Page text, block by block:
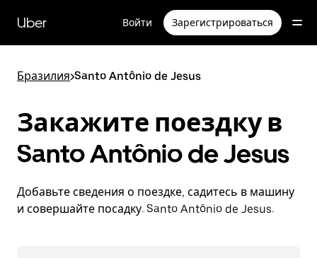
перейти
к
Uber Войти Зарегистрироваться
Бразилия>Santo Antônio de Jesus
Закажите поездку в
Santo Antônio de Jesus
Добавьте сведения о поездке, садитесь в машину
и совершайте посадку. Santo Antônio de Jesus.